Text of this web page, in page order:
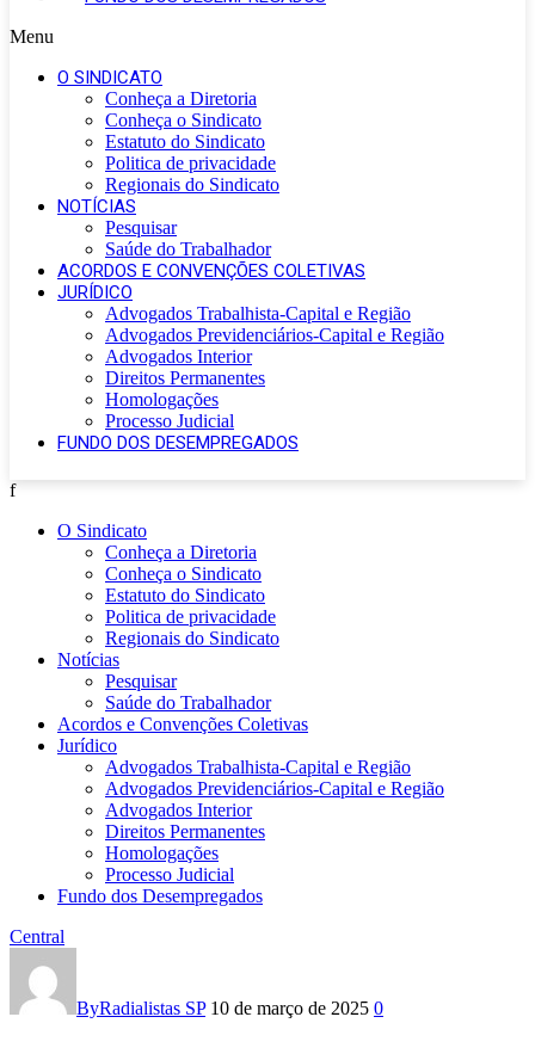
Menu
O SINDICATO
Conheça a Diretoria
Conheça o Sindicato
Estatuto do Sindicato
Politica de privacidade
Regionais do Sindicato
NOTÍCIAS
Pesquisar
Saúde do Trabalhador
ACORDOS E CONVENÇÕES COLETIVAS
JURÍDICO
Advogados Trabalhista-Capital e Região
Advogados Previdenciários-Capital e Região
Advogados Interior
Direitos Permanentes
Homologações
Processo Judicial
FUNDO DOS DESEMPREGADOS
f
O Sindicato
Conheça a Diretoria
Conheça o Sindicato
Estatuto do Sindicato
Politica de privacidade
Regionais do Sindicato
Notícias
Pesquisar
Saúde do Trabalhador
Acordos e Convenções Coletivas
Jurídico
Advogados Trabalhista-Capital e Região
Advogados Previdenciários-Capital e Região
Advogados Interior
Direitos Permanentes
Homologações
Processo Judicial
Fundo dos Desempregados
Central
ASSEMBLEIA
ORÇAMENTÁRIA:
ByRadialistas SP 10 de março de 2025 0